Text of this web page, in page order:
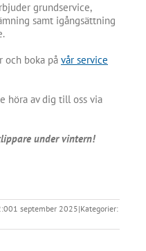
grundservice,
samt igångsättning
och boka på vår service
höra av dig till oss via
under vintern!
1 september 2025|Kategorier: